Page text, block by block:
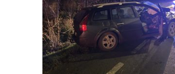
Piesa ta pe 107.1FM